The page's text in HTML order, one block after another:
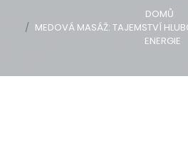
DOMŮ
MEDOVÁ MASÁŽ: TAJEMSTVÍ
ENERGIE